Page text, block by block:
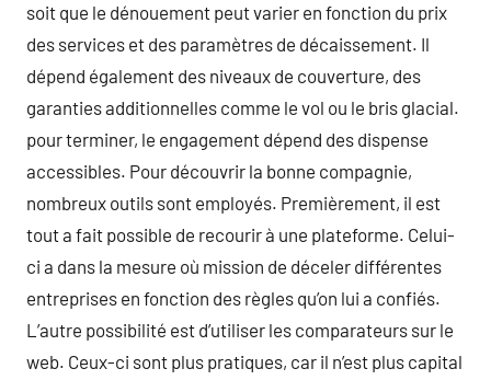
soit que le dénouement peut varier en fonction du prix
des services et des paramètres de décaissement. Il
dépend également des niveaux de couverture, des
garanties additionnelles comme le vol ou le bris glacial.
pour terminer, le engagement dépend des dispense
accessibles. Pour découvrir la bonne compagnie,
nombreux outils sont employés. Premièrement, il est
tout a fait possible de recourir à une plateforme. Celui-
ci a dans la mesure où mission de déceler différentes
entreprises en fonction des règles qu’on lui a confiés.
L’autre possibilité est d’utiliser les comparateurs sur le
web. Ceux-ci sont plus pratiques, car il n’est plus capital